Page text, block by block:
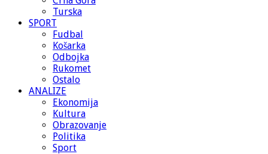
Turska
SPORT
Fudbal
Košarka
Odbojka
Rukomet
Ostalo
ANALIZE
Ekonomija
Kultura
Obrazovanje
Politika
Sport